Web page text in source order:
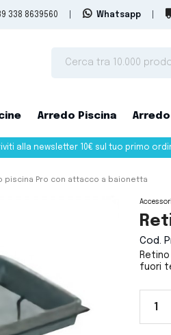
338 8639560 Whatsapp
Arredo Piscina
alla newsletter 10€ sul tuo primo
piscina Pro con attacco a baionetta
Cod.
fuori